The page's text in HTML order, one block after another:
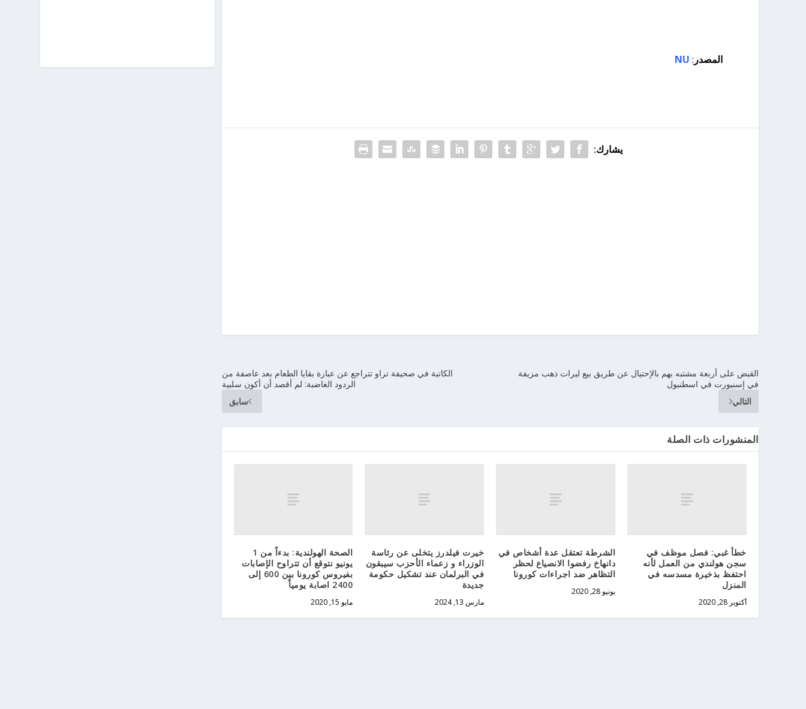
المصدر :
NU
يشارك:
الكاتبة في صحيفة تراو تتراجع عن عبارة بقايا الطعام بعد عاصفة من
الردود الغاضبة: لم أقصد أن أكون سلبية
سابق
القبض على أربعة مشتبه بهم بالإحتيال عن طريق بيع ليرات ذهب مزيفة
في إسنيورت في اسطنبول
التالي
المنشورات ذات الصلة
خطأ غبي: فصل موظف في
سجن هولندي من العمل لأنه
احتفظ بذخيرة مسدسه في
المنزل
أكتوبر 28, 2020
الشرطة تعتقل عدة أشخاص في
دانهاخ رفضوا الانصياع لحظر
التظاهر ضد اجراءات كورونا
يونيو 28, 2020
خيرت فيلدرز يتخلى عن رئاسة
الوزراء و زعماء الأحزب سيبقون
في البرلمان عند تشكيل حكومة
جديدة
مارس 13, 2024
الصحة الهولندية: بدءاً من 1
يونيو نتوقع أن تتراوح الإصابات
بفيروس كورونا بين 600 إلى
2400 اصابة يومياً
مايو 15, 2020